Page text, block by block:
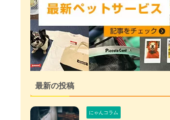
最新の投稿
にゃんコラム